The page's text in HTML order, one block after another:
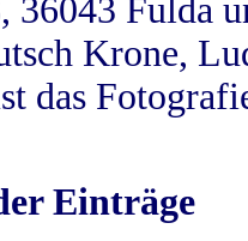
36043 Fulda
Krone,
das
Einträge